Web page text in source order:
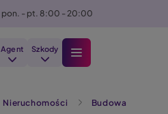
pon. - pt. 8:00 - 20:00
Agent Szkody
Nieruchomości
Budowa